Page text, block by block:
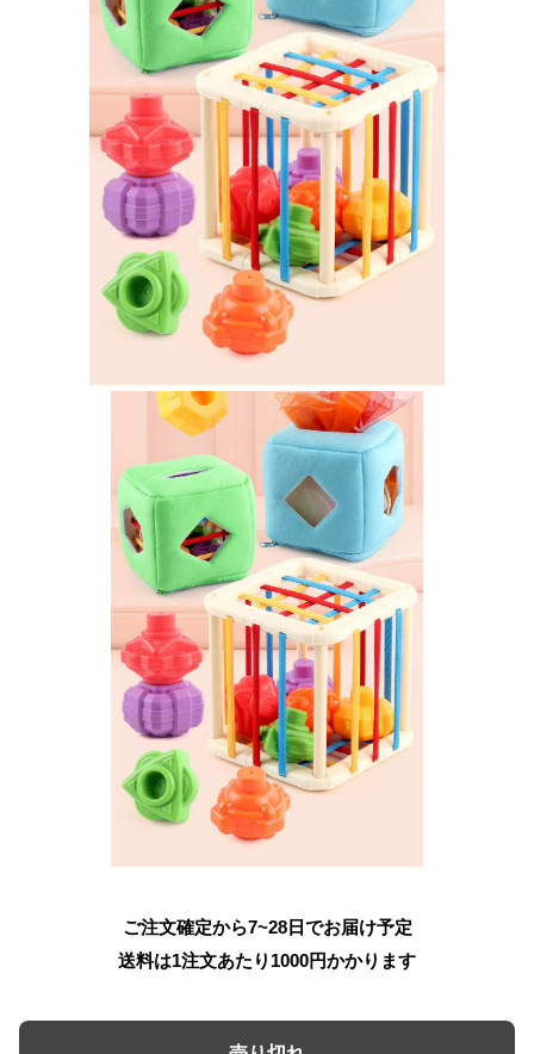
ご注文確定から7~28日でお届け予定
送料は1注文あたり 1000円かかります